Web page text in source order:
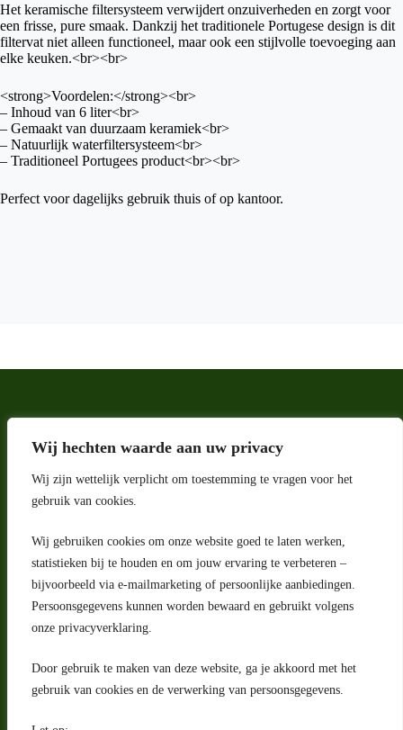
Wij hechten waarde aan uw privacy
Wij zijn wettelijk verplicht om toestemming te vragen voor het
gebruik van cookies.
Wij gebruiken cookies om onze website goed te laten werken,
statistieken bij te houden en om jouw ervaring te verbeteren –
bijvoorbeeld via e-mailmarketing of persoonlijke aanbiedingen.
Persoonsgegevens kunnen worden bewaard en gebruikt volgens
onze privacyverklaring.
Door gebruik te maken van deze website, ga je akkoord met het
gebruik van cookies en de verwerking van persoonsgegevens.
Het keramische filtersysteem verwijdert onzuiverheden en zorgt voor
een frisse, pure smaak. Dankzij het traditionele Portugese design is dit
filtervat niet alleen functioneel, maar ook een stijlvolle toevoeging aan
elke keuken.<br><br>
<strong>Voordelen:</strong><br>
– Inhoud van 6 liter<br>
– Gemaakt van duurzaam keramiek<br>
– Natuurlijk waterfiltersysteem<br>
– Traditioneel Portugees product<br><br>
Perfect voor dagelijks gebruik thuis of op kantoor.
Adres
Riga 4 E
2993 LW Barendrecht
Nederland
Contact
klantenservice@portugeseproducten.nl
Facebook